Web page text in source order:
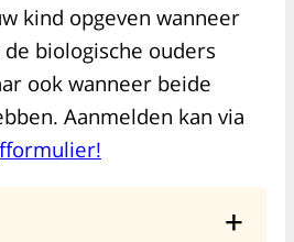
kind opgeven wanneer
biologische ouders
ook wanneer beide
Aanmelden kan via